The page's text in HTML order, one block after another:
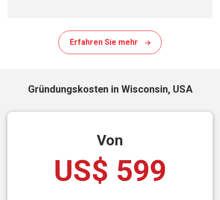
Erfahren Sie mehr
Gründungskosten in Wisconsin, USA
Von
US$ 599